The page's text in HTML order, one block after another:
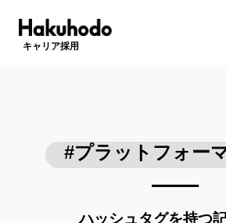
キャリア採用
#プラットフォー
ハッシュタグを持つ